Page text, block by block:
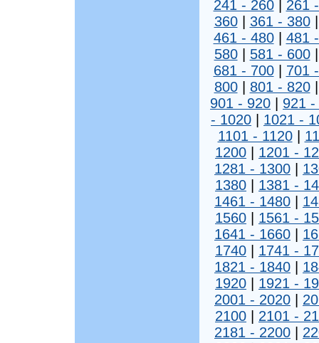
241 - 260| 261
360| 361 - 380
461 - 480| 481
580| 581 - 600
681 - 700| 701
800| 801 - 820
901 - 920
921 -
- 1020
1021 -
1101 - 1120|
1200
1201 -
1281 - 1300
1380
1381 -
1461 - 1480
1560
1561 -
1641 - 1660
1740
1741 -
1821 - 1840
1920
1921 -
2001 - 2020
2100
2101 -
2181 - 2200